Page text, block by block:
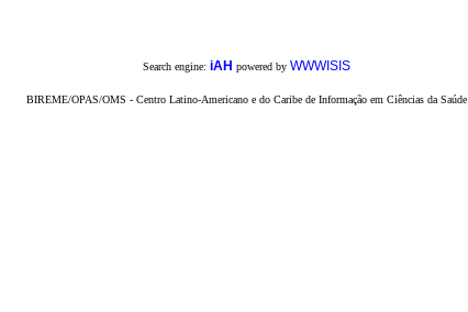
Search engine: iAH powered by WWWISIS
BIREME/OPAS/OMS - Centro Latino-Americano e do Caribe de Informação em Ciências da Saúde